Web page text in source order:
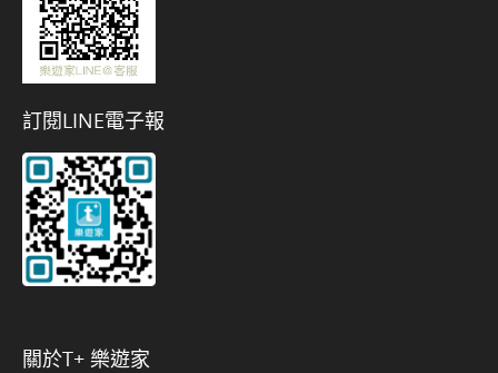
訂閱LINE電子報
關於t+ 樂遊家